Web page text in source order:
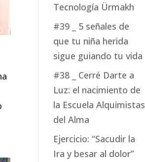
Tecnología Ürmakh
#39 _ 5 señales de
que tu niña herida
sigue guiando tu vida
#38 _ Cerré Darte a
Luz: el nacimiento de
la Escuela Alquimistas
del Alma
Ejercicio: “Sacudir la
Ira y besar al dolor”